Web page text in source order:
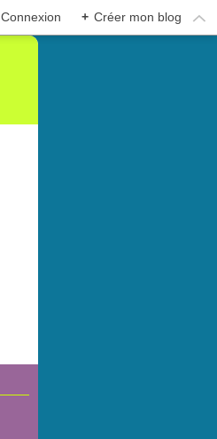
Connexion + Créer mon blog